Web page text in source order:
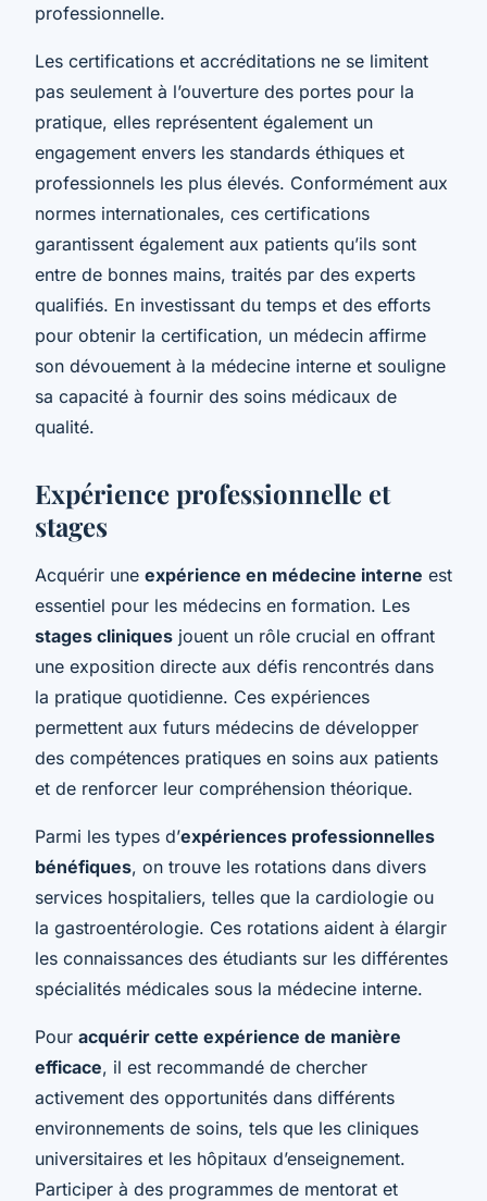
professionnelle.
Les certifications et accréditations ne se limitent
pas seulement à l’ouverture des portes pour la
pratique, elles représentent également un
engagement envers les standards éthiques et
professionnels les plus élevés. Conformément aux
normes internationales, ces certifications
garantissent également aux patients qu’ils sont
entre de bonnes mains, traités par des experts
qualifiés. En investissant du temps et des efforts
pour obtenir la certification, un médecin affirme
son dévouement à la médecine interne et souligne
sa capacité à fournir des soins médicaux de
qualité.
Expérience professionnelle et
stages
Acquérir une expérience en médecine interne est
essentiel pour les médecins en formation. Les
stages cliniques jouent un rôle crucial en offrant
une exposition directe aux défis rencontrés dans
la pratique quotidienne. Ces expériences
permettent aux futurs médecins de développer
des compétences pratiques en soins aux patients
et de renforcer leur compréhension théorique.
Parmi les types d’expériences professionnelles
bénéfiques, on trouve les rotations dans divers
services hospitaliers, telles que la cardiologie ou
la gastroentérologie. Ces rotations aident à élargir
les connaissances des étudiants sur les différentes
spécialités médicales sous la médecine interne.
Pour acquérir cette expérience de manière
efficace, il est recommandé de chercher
activement des opportunités dans différents
environnements de soins, tels que les cliniques
universitaires et les hôpitaux d’enseignement.
Participer à des programmes de mentorat et